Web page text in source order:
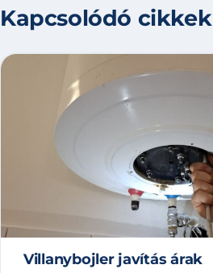
Kapcsolódó cikkek
Villanybojler javítás árak